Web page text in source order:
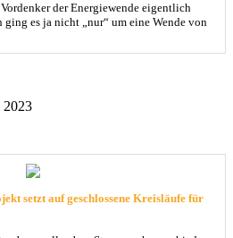
der Energiewende eigentlich
es ja nicht „nur“ um eine Wende von
2023
setzt auf geschlossene Kreisläufe für